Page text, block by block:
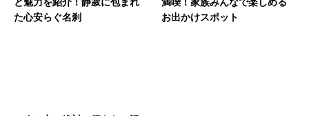
た心安らぐ名刹
お出かけスポット